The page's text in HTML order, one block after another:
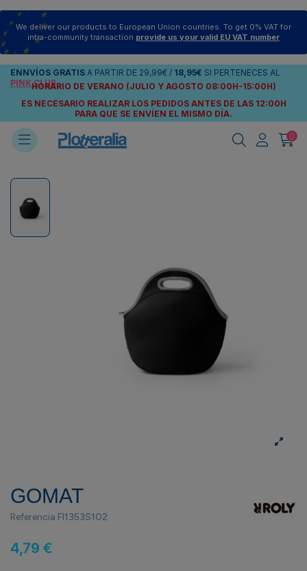
We deliver our products to European Union countries. To get 0% VAT for
intra-community transaction provide us your valid EU VAT number
ENNVÍOS GRATIS A PARTIR DE 29,99€ / 18,95€ SI PERTENECES AL
PINK CLUB
HORARIO DE VERANO (JULIO Y AGOSTO 08:00H-15:00H)
ES NECESARIO REALIZAR LOS PEDIDOS ANTES DE LAS 12:00H
PARA QUE SE ENVÍEN EL MISMO DÍA.
0
GOMAT
Referencia FI1353S102
4,79 €